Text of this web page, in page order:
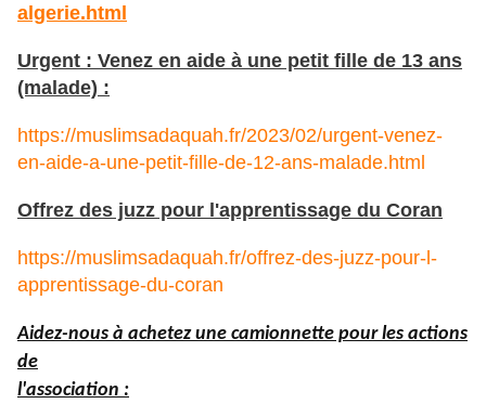
algerie.html
Urgent : Venez en aide à une petit fille de 13 ans
(malade) :
https://muslimsadaquah.fr/2023/02/urgent-venez-
en-aide-a-une-petit-fille-de-12-ans-malade.html
Offrez des juzz pour l'apprentissage du Coran
https://muslimsadaquah.fr/offrez-des-juzz-pour-l-
apprentissage-du-coran
Aidez-nous à achetez une camionnette pour les actions
de
l'association :